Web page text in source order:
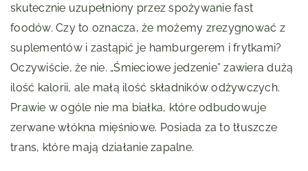
skutecznie uzupełniony przez spożywanie fast
foodów. Czy to oznacza, że możemy zrezygnować z
suplementów i zastąpić je hamburgerem i frytkami?
Oczywiście, że nie. „Śmieciowe jedzenie” zawiera dużą
ilość kalorii, ale małą ilość składników odżywczych.
Prawie w ogóle nie ma białka, które odbudowuje
zerwane włókna mięśniowe. Posiada za to tłuszcze
trans, które mają działanie zapalne.